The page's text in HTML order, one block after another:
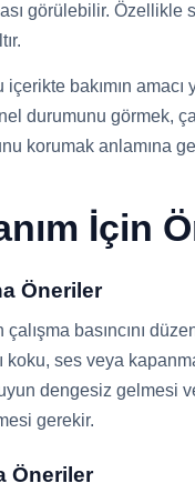
görülebilir.
bakımın
durumunu görmek,
korumak anlamına
İçin
Öneriler
çalışma basıncını
koku, ses veya
dengesiz gelmesi
gerekir.
Öneriler